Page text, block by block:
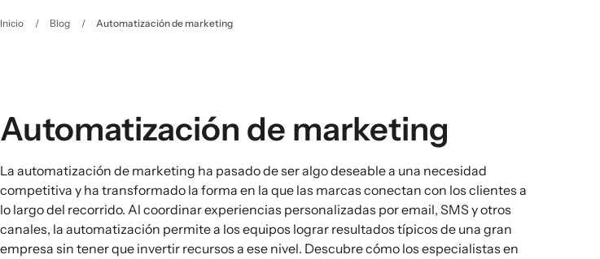
Inicio / Blog / Automatización de marketing
Automatización de marketing
La automatización de marketing ha pasado de ser algo deseable a una necesidad
competitiva y ha transformado la forma en la que las marcas conectan con los clientes a
lo largo del recorrido. Al coordinar experiencias personalizadas por email, SMS y otros
canales, la automatización permite a los equipos lograr resultados típicos de una gran
empresa sin tener que invertir recursos a ese nivel. Descubre cómo los especialistas en